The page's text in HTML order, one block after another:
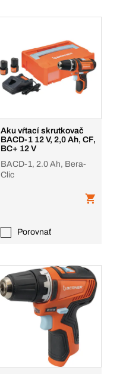
Aku vŕtací skrutkovač
BACD-1 12 V, 2,0 Ah, CF,
BC+ 12 V
BACD-1, 2.0 Ah, Bera-
Clic
Porovnať